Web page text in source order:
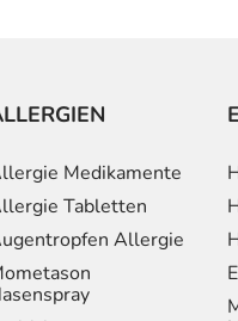
Medikamente
Tabletten
Allergie